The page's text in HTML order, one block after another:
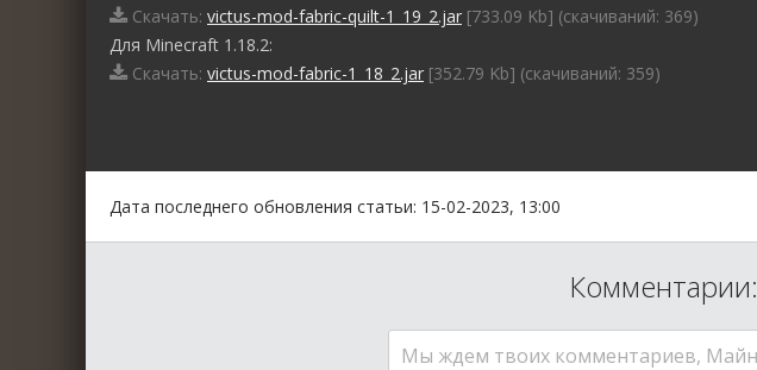
Скачать: victus-mod-fabric-quilt-1_19_2.jar [733.09 Kb] (cкачиваний: 369)
Для Minecraft 1.18.2:
Скачать: victus-mod-fabric-1_18_2.jar [352.79 Kb] (cкачиваний: 359)
Дата последнего обновления статьи: 15-02-2023, 13:00
Комментарии:
Мы ждем твоих комментариев,